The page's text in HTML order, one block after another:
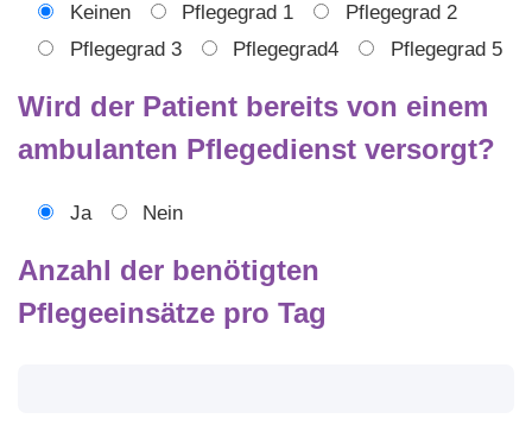
Keinen Pflegegrad 1
Pflegegrad 2
Pflegegrad 3
Pflegegrad4 Pflegegrad 5
Wird der Patient bereits von einem
ambulanten Pflegedienst versorgt?
Ja Nein
Anzahl der benötigten
Pflegeeinsätze pro Tag